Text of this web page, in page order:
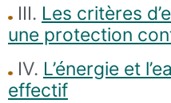
III. Les critères
une protection
IV. L’énergie et
effectif